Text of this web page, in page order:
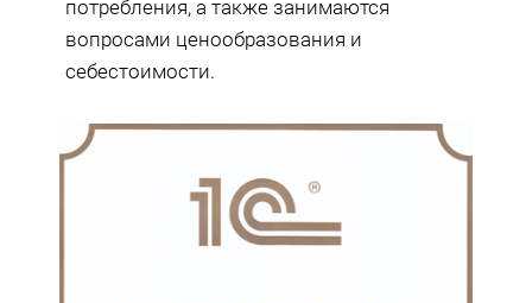
потребления, а также занимаются
вопросами ценообразования и
себестоимости.